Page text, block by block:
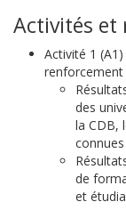
Activités et
Activité 1
renforcement
des
la CDB,
de
et